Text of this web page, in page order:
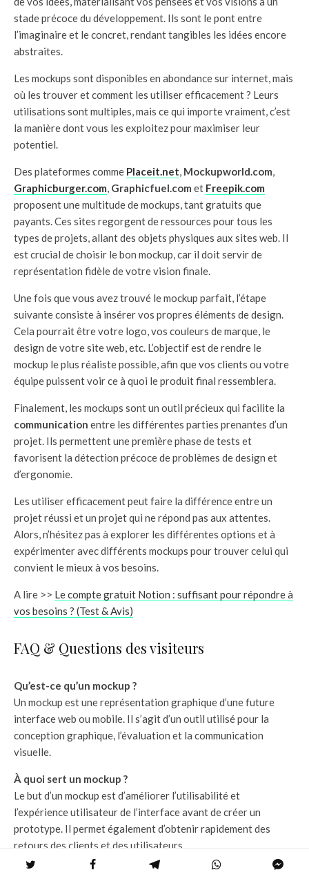
stade précoce du développement. Ils sont le pont entre
l’imaginaire et le concret, rendant tangibles les idées encore
abstraites.
Les mockups sont disponibles en abondance sur internet, mais
où les trouver et comment les utiliser efficacement ? Leurs
utilisations sont multiples, mais ce qui importe vraiment, c’est
la manière dont vous les exploitez pour maximiser leur
potentiel.
Des plateformes comme Placeit.net, Mockupworld.com,
Graphicburger.com, Graphicfuel.com et Freepik.com
proposent une multitude de mockups, tant gratuits que
payants. Ces sites regorgent de ressources pour tous les
types de projets, allant des objets physiques aux sites web. Il
est crucial de choisir le bon mockup, car il doit servir de
représentation fidèle de votre vision finale.
Une fois que vous avez trouvé le mockup parfait, l’étape
suivante consiste à insérer vos propres éléments de design.
Cela pourrait être votre logo, vos couleurs de marque, le
design de votre site web, etc. L’objectif est de rendre le
mockup le plus réaliste possible, afin que vos clients ou votre
équipe puissent voir ce à quoi le produit final ressemblera.
Finalement, les mockups sont un outil précieux qui facilite la
communication entre les différentes parties prenantes d’un
projet. Ils permettent une première phase de tests et
favorisent la détection précoce de problèmes de design et
d’ergonomie.
Les utiliser efficacement peut faire la différence entre un
projet réussi et un projet qui ne répond pas aux attentes.
Alors, n’hésitez pas à explorer les différentes options et à
expérimenter avec différents mockups pour trouver celui qui
convient le mieux à vos besoins.
A lire >> Le compte gratuit Notion : suffisant pour répondre à
vos besoins ? (Test & Avis)
FAQ & Questions des visiteurs
Qu’est-ce qu’un mockup ?
Un mockup est une représentation graphique d’une future
interface web ou mobile. Il s’agit d’un outil utilisé pour la
conception graphique, l’évaluation et la communication
visuelle.
À quoi sert un mockup ?
Le but d’un mockup est d’améliorer l’utilisabilité et
l’expérience utilisateur de l’interface avant de créer un
prototype. Il permet également d’obtenir rapidement des
retours des clients et des utilisateurs.
Où trouver ou créer des mockups ?